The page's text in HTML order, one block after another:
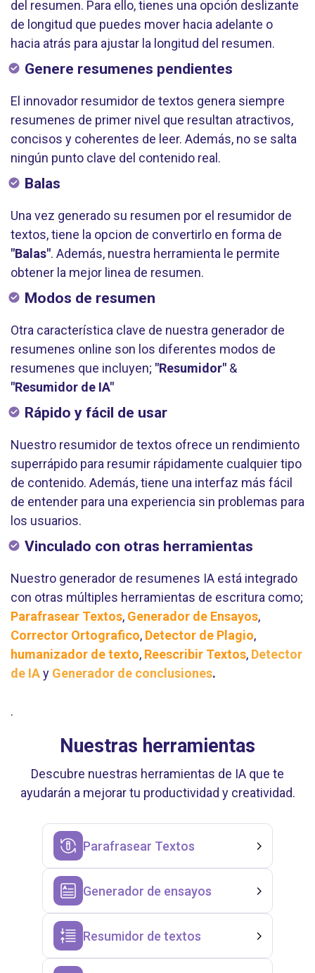
del resumen. Para ello, tienes una opción deslizante
de longitud que puedes mover hacia adelante o
hacia atrás para ajustar la longitud del resumen.
Genere resumenes pendientes
El innovador resumidor de textos genera siempre
resumenes de primer nivel que resultan atractivos,
concisos y coherentes de leer. Además, no se salta
ningún punto clave del contenido real.
Balas
Una vez generado su resumen por el resumidor de
textos, tiene la opcion de convertirlo en forma de
"Balas". Además, nuestra herramienta le permite
obtener la mejor linea de resumen.
Modos de resumen
Otra característica clave de nuestra generador de
resumenes online son los diferentes modos de
resumenes que incluyen; "Resumidor" &
"Resumidor de IA"
Rápido y fácil de usar
Nuestro resumidor de textos ofrece un rendimiento
superrápido para resumir rápidamente cualquier tipo
de contenido. Además, tiene una interfaz más fácil
de entender para una experiencia sin problemas para
los usuarios.
Vinculado con otras herramientas
Nuestro generador de resumenes IA está integrado
con otras múltiples herramientas de escritura como;
Parafrasear Textos, Generador de Ensayos,
Corrector Ortografico, Detector de Plagio,
humanizador de texto, Reescribir Textos, Detector
de IAy Generador de conclusiones.
.
Nuestras herramientas
Descubre nuestras herramientas de IA que te
ayudarán a mejorar tu productividad y creatividad.
Parafrasear Textos
Generador de ensayos
Resumidor de textos